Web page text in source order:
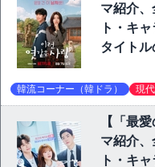
マ紹介
ト・キ
タイト
韓流コーナー（韓ドラ） 現
【「最
マ紹介
ト・キ